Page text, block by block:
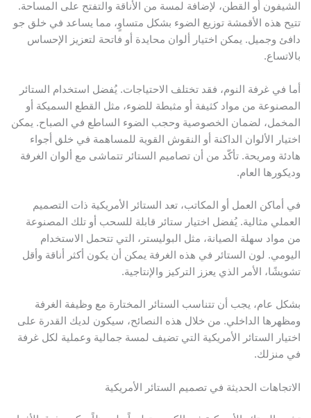
أو القطن، لإضافة لمسة من الأناقة والتفتح على المساحة.
هذه الأقمشة توزيع الضوء بشكل متساوٍ، مما يساعد في خلق جو
وجميل. يمكن اختيار ألوان محايدة أو فاتحة لتعزيز الإحساس
في غرفة النوم، فقد تختلف الاحتياجات. يُفضل استخدام الستائر
من مواد كثيفة أو مثبطة للضوء، مثل القطع السميكة أو
لضمان الخصوصية وحجب الضوء الساطع في الصباح. يمكن
الألوان الداكنة أو النقوش القوية للمساهمة في خلق أجواء
ومريحة. تأكّد من أن تصاميم الستائر تتماشى مع ألوان الغرفة
العام.
أماكن العمل أو المكاتب، تعد الستائر الأمريكية ذات التصميم
مثالية. يُفضل اختيار ستائر قابلة للسحب أو تلك المصنوعة
مواد سهلة الصيانة، مثل البوليستر، التي تتحمل الاستخدام
لون الستائر في هذه الغرفة يمكن أن يكون أكثر أناقة وأقل
الأمر الذي يعزز التركيز والإنتاجية.
عام، يجب أن تتناسب الستائر المختارة مع وظيفة الغرفة
الداخلي. من خلال هذه النصائح، سيكون لديك القدرة على
الستائر الأمريكية التي تضيف لمسة جمالية وعملية لكل غرفة
منزلك.
الحديثة في تصميم الستائر الأمريكية